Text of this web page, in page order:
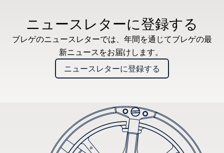
ニュースレターに登録する
ブレゲのニュースレターでは、年間を通じてブレゲの最
新ニュースをお届けします。
ニュースレターに登録する